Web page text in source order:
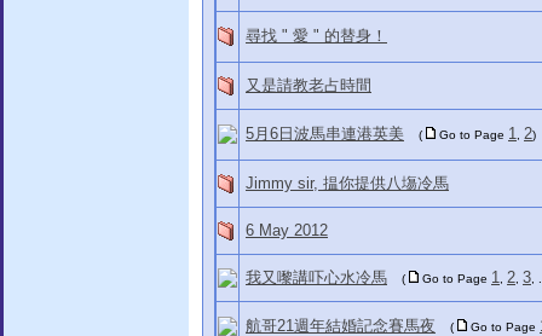
尋找 " 愛 " 的替身！
又是請教老占時間
5月6日波馬串連港英美 ( Go to Page 1 2)
Jimmy sir, 揾你提供八塲冷馬
6 May 2012
我又嚟講吓心水冷馬 ( Go to Page 1 2 3
航哥21週年結婚記念賽馬夜 ( Go to Page